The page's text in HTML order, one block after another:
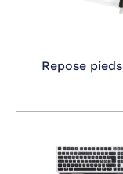
Repose pieds